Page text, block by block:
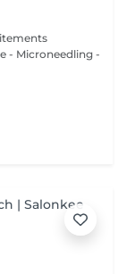
- Microneedling -